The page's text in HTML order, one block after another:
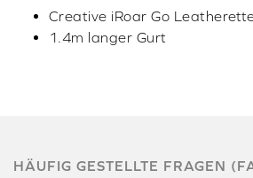
Creative iRoar Go
1.4m langer Gurt
HÄUFIG GESTELLTE FRAGEN